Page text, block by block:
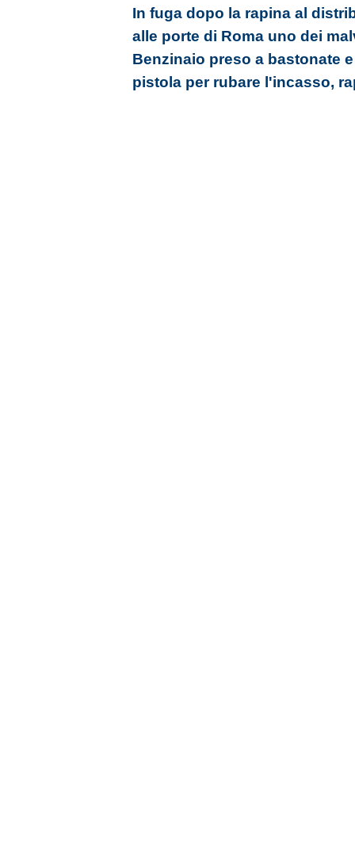
In fuga dopo la rapina al
alle porte di Roma uno dei
Benzinaio preso a bastonate
pistola per rubare l'incasso,